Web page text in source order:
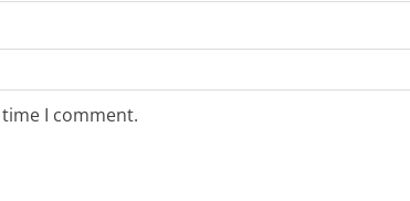
I comment.